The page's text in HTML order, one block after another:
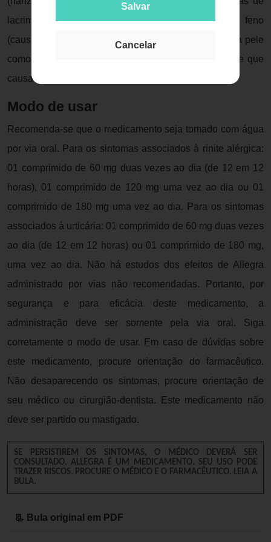
Salvar
Cancelar
lacrimejamento e vermelhidão dos olhos; febre do feno
(causada pelo pólen de algumas plantas); alergias da pele
como os da urticária (erupções avermelhadas na pele que
causam coceira). ]
Modo de usar
Recomenda-se que o medicamento seja tomado com água
por via oral. Para os sintomas associados à rinite alérgica:
01 comprimido de 60 mg duas vezes ao dia (de 12 em 12
horas), 01 comprimido de 120 mg uma vez ao dia ou 01
comprimido de 180 mg uma vez ao dia. Para os sintomas
associados à urticária: 01 comprimido de 60 mg duas vezes
ao dia (de 12 em 12 horas) ou 01 comprimido de 180 mg,
uma vez ao dia. Não há estudos dos efeitos de Allegra
administrado por vias não recomendadas. Portanto, por
segurança e para eficácia deste medicamento, a
administração deve ser somente pela via oral. Siga
corretamente o modo de usar. Em caso de dúvidas sobre
este medicamento, procure orientação do farmacêutico.
Não desaparecendo os sintomas, procure orientação de
seu médico ou cirurgião-dentista. Este medicamento não
deve ser partido ou mastigado.
SE PERSISTIREM OS SINTOMAS, O MÉDICO DEVERÁ SER
CONSULTADO. ALLEGRA É UM MEDICAMENTO. SEU USO PODE
TRAZER RISCOS. PROCURE O MÉDICO E O FARMACÊUTICO. LEIA A
BULA.
📃 Bula original em PDF